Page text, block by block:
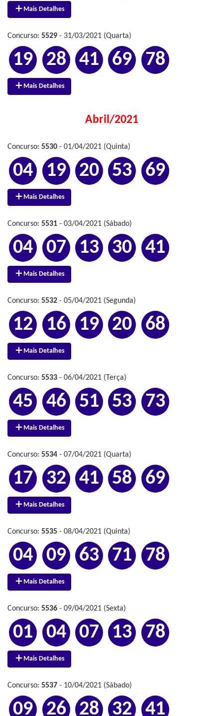
Mais Detalhes
Concurso: 5529 - 31/03/2021 (Quarta)
19 28 41 69 78
Mais Detalhes
Abril/2021
Concurso: 5530 - 01/04/2021 (Quinta)
04 19 20 53 69
Mais Detalhes
Concurso: 5531 - 03/04/2021 (Sábado)
04 07 13 30 41
Mais Detalhes
Concurso: 5532 - 05/04/2021 (Segunda)
12 16 19 20 68
Mais Detalhes
Concurso: 5533 - 06/04/2021 (Terça)
45 46 51 53 73
Mais Detalhes
Concurso: 5534 - 07/04/2021 (Quarta)
17 32 41 58 69
Mais Detalhes
Concurso: 5535 - 08/04/2021 (Quinta)
04 09 63 71 78
Mais Detalhes
Concurso: 5536 - 09/04/2021 (Sexta)
01 04 07 13 78
Mais Detalhes
Concurso: 5537 - 10/04/2021 (Sábado)
09 26 28 32 41